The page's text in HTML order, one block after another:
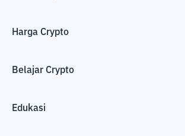
Harga Crypto
Belajar Crypto
Edukasi